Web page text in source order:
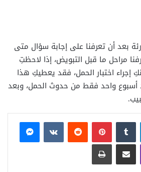
بعد أن تعرفنا على إجابة سؤال متى
مراحل ما قبل التبويض، إذا لاحظتِ
إجراء اختبار الحمل، فقد يعطيكِ هذا
أسبوع واحد فقط من حدوث الحمل، وبعد
لينكدإن بينتيريست
ماسنجر
ڤايبر مشاركة عبر البريد طباعة